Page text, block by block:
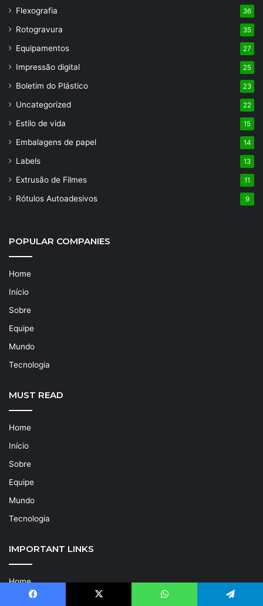
Flexografia 36
Rotogravura 35
Equipamentos 27
Impressão digital 25
Boletim do Plástico 23
Uncategorized 22
Estilo de vida 15
Embalagens de papel 14
Labels 13
Extrusão de Filmes 11
Rótulos Autoadesivos 9
POPULAR COMPANIES
Home
Início
Sobre
Equipe
Mundo
Tecnologia
MUST READ
Home
Início
Sobre
Equipe
Mundo
Tecnologia
IMPORTANT LINKS
Home